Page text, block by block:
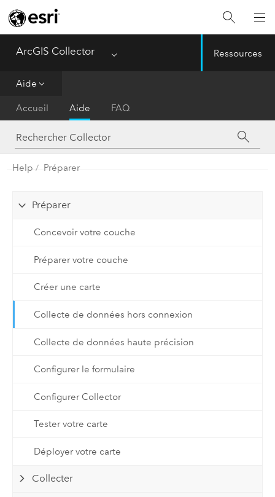
ArcGIS Collector Menu Ressources
Aide
Accueil Aide FAQ
Help Préparer
Préparer
Concevoir votre couche
Préparer votre couche
Créer une carte
Collecte de données hors connexion
Collecte de données haute précision
Configurer le formulaire
Configurer Collector
Tester votre carte
Déployer votre carte
Collecter